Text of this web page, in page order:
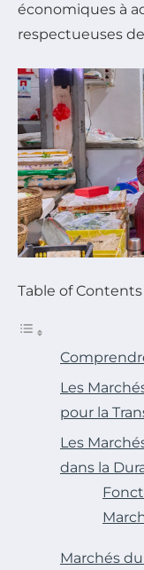
économiques à
respectueuses
Table of Contents
Les
pour la
Les
dans la
Marchés